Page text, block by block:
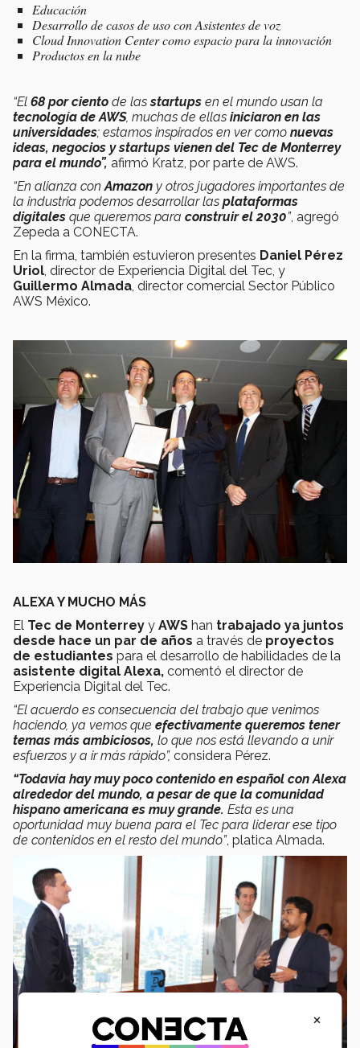
Educación
Desarrollo de casos de uso con Asistentes de voz
Cloud Innovation Center como espacio para la innovación
Productos en la nube
“El 68 por ciento de lasstartups en el mundo usan la
tecnología de AWS, muchas de ellas iniciaron en las
universidades; estamos inspirados en ver como nuevas
ideas, negocios y startups vienen del Tec de Monterrey
para el mundo”, afirmó Kratz, por parte de AWS.
“En alianza conAmazon y otros jugadores importantes de
la industria podemos desarrollar las plataformas
digitales que queremos para construir el 2030”, agregó
Zepeda a CONECTA.
En la firma, también estuvieron presentes Daniel Pérez
Uriol, director de Experiencia Digital del Tec, y
Guillermo Almada, director comercial Sector Público
AWS México.
ALEXA Y MUCHO MÁS
El Tec de Monterrey y AWS han trabajado ya juntos
desde hace un par de años a través de proyectos
de estudiantes para el desarrollo de habilidades de la
asistente digital Alexa, comentó el director de
Experiencia Digital del Tec.
“El acuerdo es consecuencia del trabajo que venimos
haciendo, ya vemos que efectivamente queremos tener
temas más ambiciosos, lo que nos está llevando a unir
esfuerzos y a ir más rápido”, considera Pérez.
“Todavía hay muy poco contenido en español con Alexa
alrededor del mundo, a pesar de que la comunidad
hispano americana es muy grande. Esta es una
oportunidad muy buena para el Tec para liderar ese tipo
de contenidos en el resto del mundo”, platica Almada.
×